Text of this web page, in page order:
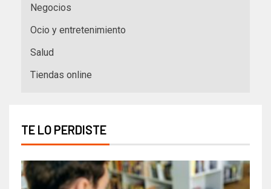
Negocios
Ocio y entretenimiento
Salud
Tiendas online
TE LO PERDISTE